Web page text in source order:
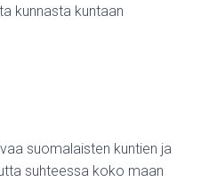
kunnasta kuntaan
suomalaisten kuntien ja
suhteessa koko maan